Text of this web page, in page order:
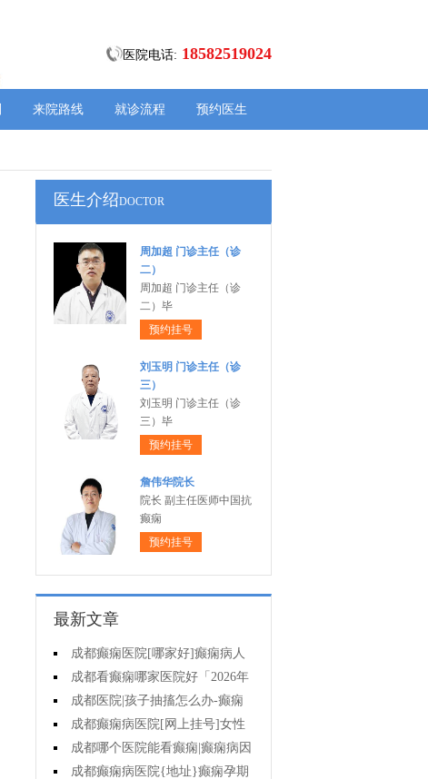
医院电话: 18582519024
来院路线 就诊流程 预约医生
医生介绍DOCTOR
周加超 门诊主任（诊
二）
周加超 门诊主任（诊
二）毕
预约挂号
刘玉明 门诊主任（诊
三）
刘玉明 门诊主任（诊
三）毕
预约挂号
詹伟华院长
院长 副主任医师中国抗
癫痫
预约挂号
最新文章
成都癫痫医院[哪家好]癫痫病人
一定要注意哪些护理问题?
成都看癫痫哪家医院好「2026年
度公布」这些常见的食物能帮助癫
痫治疗!
成都医院|孩子抽搐怎么办-癫痫
性精神障碍的护理措施有哪些?
成都癫痫病医院[网上挂号]女性
癫痫治疗方法有哪些?
成都哪个医院能看癫痫|癫痫病因
治疗?成都癫痫病医院{地址}癫痫孕期